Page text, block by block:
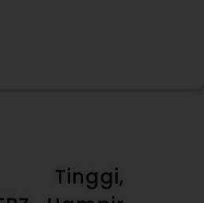
Tinggi,